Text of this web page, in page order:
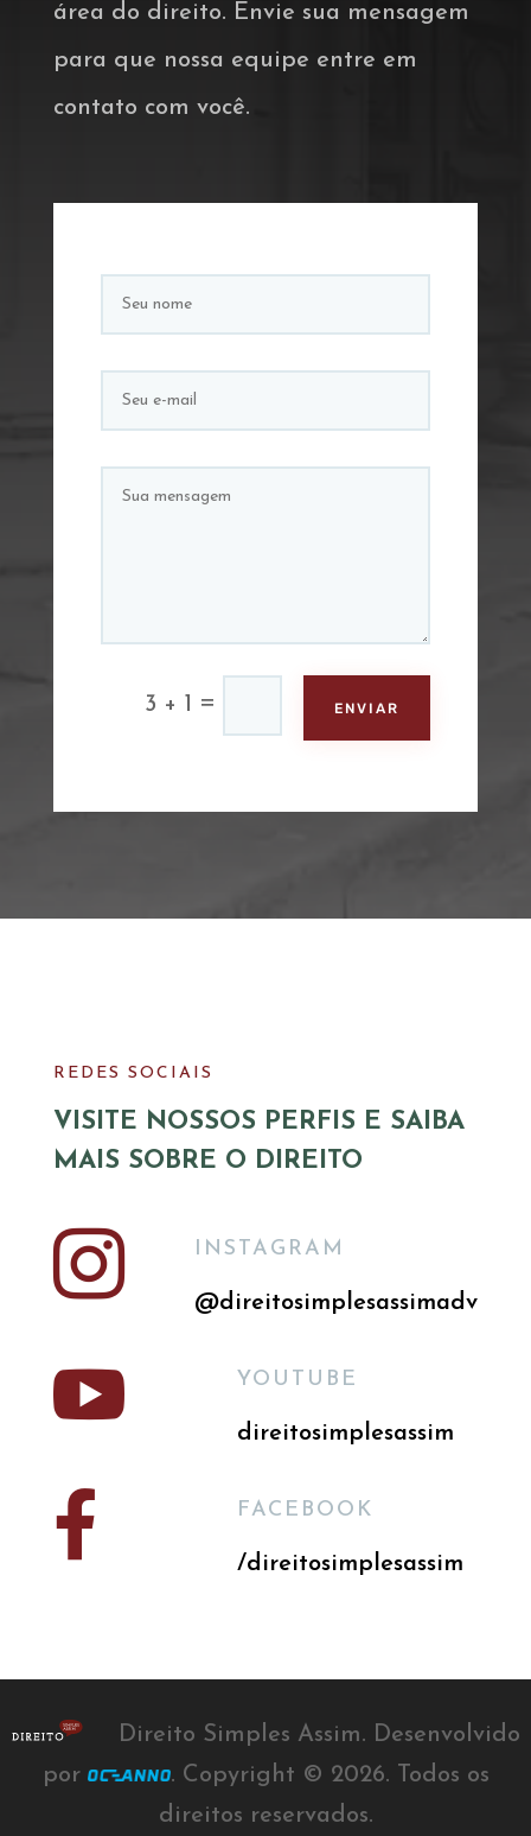
área do direito. Envie sua mensagem
para que nossa equipe entre em
contato com você.
3 + 1 = ENVIAR
REDES SOCIAIS
VISITE NOSSOS PERFIS E SAIBA
MAIS SOBRE O DIREITO
 INSTAGRAM
@direitosimplesassimadv
 YOUTUBE
direitosimplesassim
 FACEBOOK
/direitosimplesassim
Direito Simples Assim. Desenvolvido
por
. Copyright © 2026. Todos os
direitos reservados.